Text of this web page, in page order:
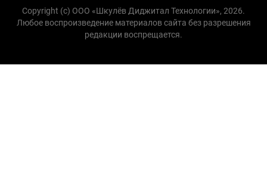
Copyright (с) ООО «Шкулёв Диджитал Технологии», 2026.
Любое воспроизведение материалов сайта без разрешения
редакции воспрещается.